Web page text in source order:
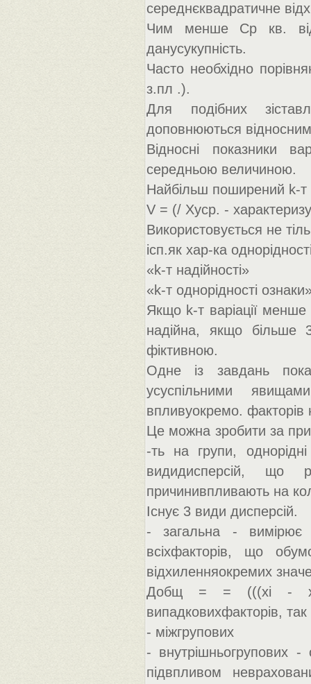
середнєквадратичне
Чим менше Ср кв.
данусукупність.
Часто необхідно
з.пл .).
Для подібних
доповнюються
Відносні показники
середньою величиною.
Найбільш поширений k-т
V = (/ Xуср. -
Використовується не
ісп.як хар-ка
«k-т надійності»
«k-т однорідності
Якщо k-т варіації
надійна, якщо більше
фіктивною.
Одне із завдань
усуспільними
впливуокремо. факторів
Це можна зробити за
-ть на групи,
видидисперсій, що
причинивпливають на
Існує 3 види дисперсій.
- загальна - вимірює
всіхфакторів, що
відхиленняокремих
Добщ = = (((хi -
випадковихфакторів,
- міжгрупових
- внутрішньогрупових -
підвпливом